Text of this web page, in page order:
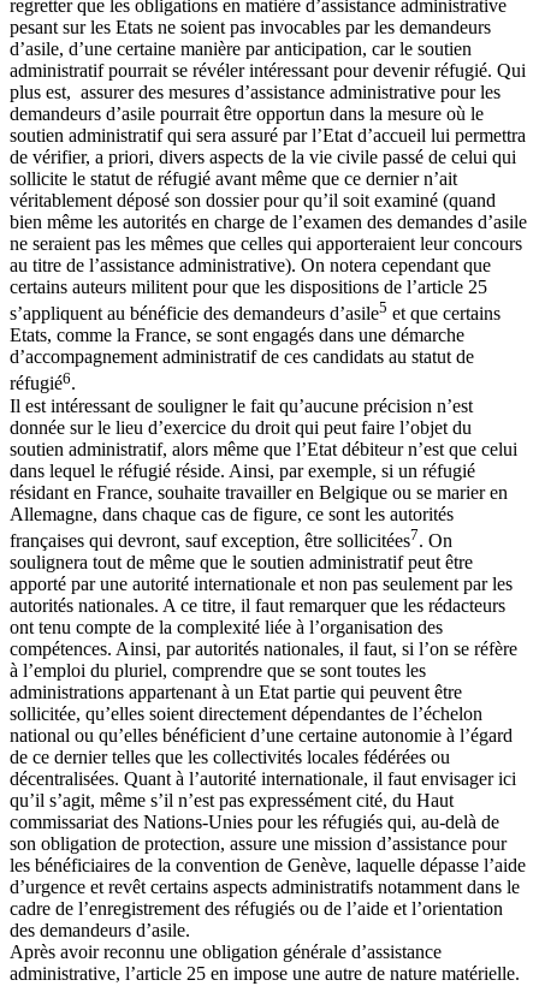
regretter que les obligations en matière d’assistance administrative
pesant sur les Etats ne soient pas invocables par les demandeurs
d’asile, d’une certaine manière par anticipation, car le soutien
administratif pourrait se révéler intéressant pour devenir réfugié. Qui
plus est, assurer des mesures d’assistance administrative pour les
demandeurs d’asile pourrait être opportun dans la mesure où le
soutien administratif qui sera assuré par l’Etat d’accueil lui permettra
de vérifier, a priori, divers aspects de la vie civile passé de celui qui
sollicite le statut de réfugié avant même que ce dernier n’ait
véritablement déposé son dossier pour qu’il soit examiné (quand
bien même les autorités en charge de l’examen des demandes d’asile
ne seraient pas les mêmes que celles qui apporteraient leur concours
au titre de l’assistance administrative). On notera cependant que
certains auteurs militent pour que les dispositions de l’article 25
s’appliquent au bénéficie des demandeurs d’asile5 et que certains
Etats, comme la France, se sont engagés dans une démarche
d’accompagnement administratif de ces candidats au statut de
réfugié6.
Il est intéressant de souligner le fait qu’aucune précision n’est
donnée sur le lieu d’exercice du droit qui peut faire l’objet du
soutien administratif, alors même que l’Etat débiteur n’est que celui
dans lequel le réfugié réside. Ainsi, par exemple, si un réfugié
résidant en France, souhaite travailler en Belgique ou se marier en
Allemagne, dans chaque cas de figure, ce sont les autorités
françaises qui devront, sauf exception, être sollicitées7. On
soulignera tout de même que le soutien administratif peut être
apporté par une autorité internationale et non pas seulement par les
autorités nationales. A ce titre, il faut remarquer que les rédacteurs
ont tenu compte de la complexité liée à l’organisation des
compétences. Ainsi, par autorités nationales, il faut, si l’on se réfère
à l’emploi du pluriel, comprendre que se sont toutes les
administrations appartenant à un Etat partie qui peuvent être
sollicitée, qu’elles soient directement dépendantes de l’échelon
national ou qu’elles bénéficient d’une certaine autonomie à l’égard
de ce dernier telles que les collectivités locales fédérées ou
décentralisées. Quant à l’autorité internationale, il faut envisager ici
qu’il s’agit, même s’il n’est pas expressément cité, du Haut
commissariat des Nations-Unies pour les réfugiés qui, au-delà de
son obligation de protection, assure une mission d’assistance pour
les bénéficiaires de la convention de Genève, laquelle dépasse l’aide
d’urgence et revêt certains aspects administratifs notamment dans le
cadre de l’enregistrement des réfugiés ou de l’aide et l’orientation
des demandeurs d’asile.
Après avoir reconnu une obligation générale d’assistance
administrative, l’article 25 en impose une autre de nature matérielle.